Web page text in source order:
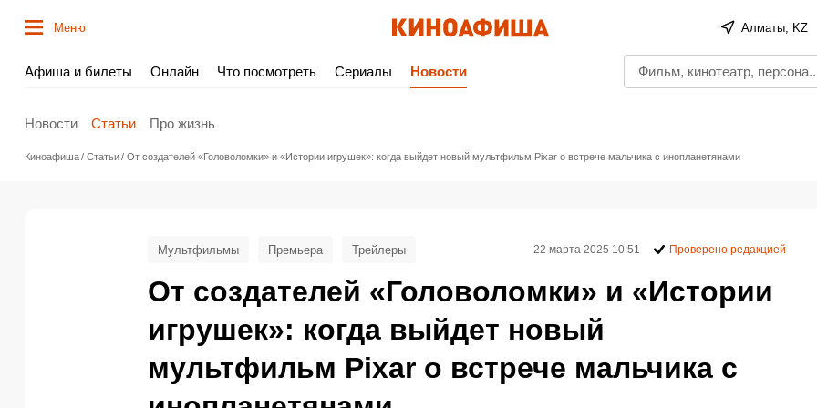
Меню Алматы, KZ
Афиша и билеты Онлайн Что посмотреть Сериалы Новости
Новости Статьи Про жизнь
Киноафиша Статьи От создателей «Головоломки» и «Истории игрушек»: когда выйдет новый мультфильм Pixar о встрече мальчика с инопланетянами
От создателей «Головоломки» и «Истории
игрушек»: когда выйдет новый
мультфильм Pixar о встрече мальчика с
Мультфильмы Премьера Трейлеры 22 марта 2025 10:51 Проверено редакцией